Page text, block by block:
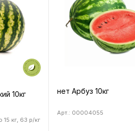
10кг
15 кг, 63 р/кг
нет Арбуз 10кг
Арт.: 00004055